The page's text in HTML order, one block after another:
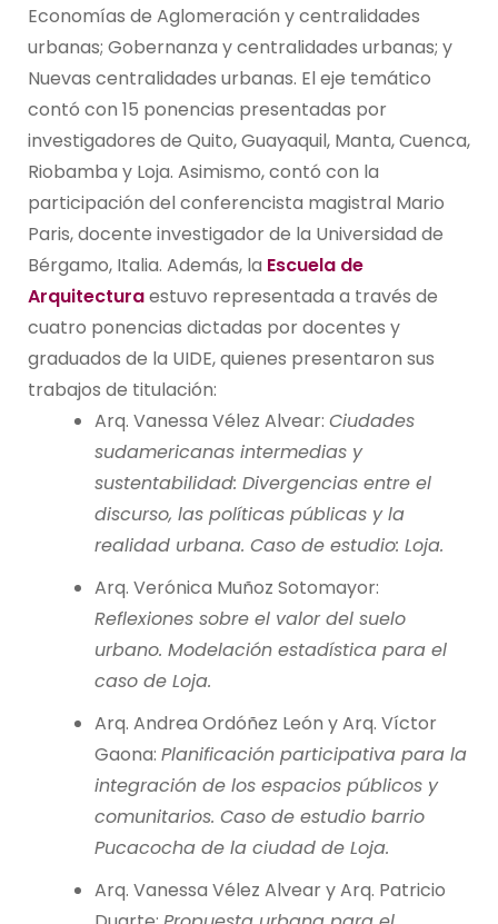
Economías de Aglomeración y centralidades
urbanas; Gobernanza y centralidades urbanas; y
Nuevas centralidades urbanas. El eje temático
contó con 15 ponencias presentadas por
investigadores de Quito, Guayaquil, Manta, Cuenca,
Riobamba y Loja. Asimismo, contó con la
participación del conferencista magistral Mario
Paris, docente investigador de la Universidad de
Bérgamo, Italia. Además, la Escuela de
Arquitecturaestuvo representada a través de
cuatro ponencias dictadas por docentes y
graduados de la UIDE, quienes presentaron sus
trabajos de titulación:
Arq. Vanessa Vélez Alvear: Ciudades
sudamericanas intermedias y
sustentabilidad: Divergencias entre el
discurso, las políticas públicas y la
realidad urbana. Caso de estudio: Loja.
Arq. Verónica Muñoz Sotomayor:
Reflexiones sobre el valor del suelo
urbano. Modelación estadística para el
caso de Loja.
Arq. Andrea Ordóñez León y Arq. Víctor
Gaona: Planificación participativa para la
integración de los espacios públicos y
comunitarios. Caso de estudio barrio
Pucacocha de la ciudad de Loja.
Arq. Vanessa Vélez Alvear y Arq. Patricio